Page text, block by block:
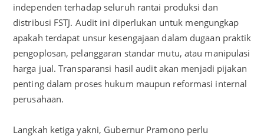
independen terhadap seluruh rantai produksi dan
distribusi FSTJ. Audit ini diperlukan untuk mengungkap
apakah terdapat unsur kesengajaan dalam dugaan praktik
pengoplosan, pelanggaran standar mutu, atau manipulasi
harga jual. Transparansi hasil audit akan menjadi pijakan
penting dalam proses hukum maupun reformasi internal
perusahaan.
Langkah ketiga yakni, Gubernur Pramono perlu